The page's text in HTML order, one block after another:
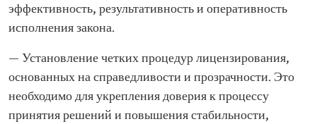
эффективность, результативность и оперативность
исполнения закона.
— Установление четких процедур лицензирования,
основанных на справедливости и прозрачности. Это
необходимо для укрепления доверия к процессу
принятия решений и повышения стабильности,